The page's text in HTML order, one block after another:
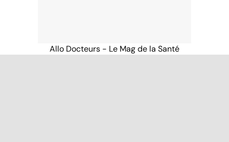
Allo Docteurs - Le Mag de la Santé